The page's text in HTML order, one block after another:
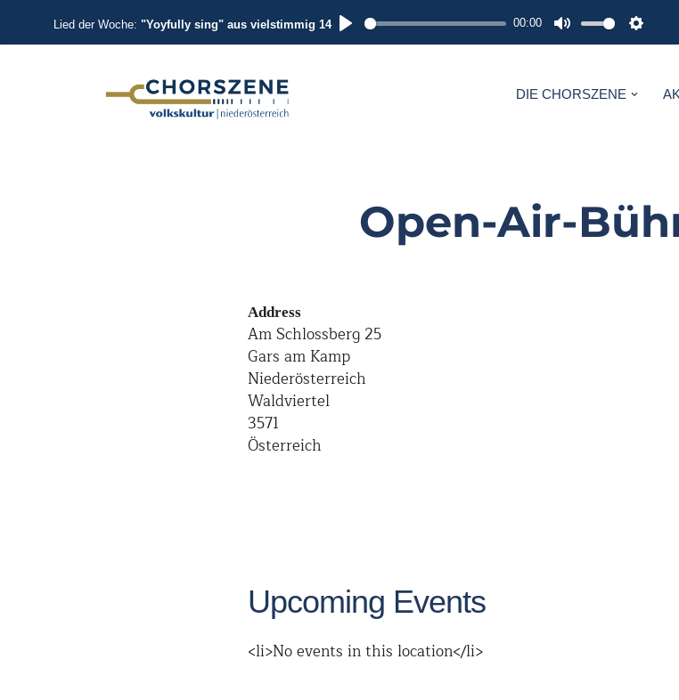
Lied der Woche: "Yoyfully sing" aus vielstimmig 14
P
00:00
M
T
S
T
S
DIE CHORSZENE
Open-Air-
Address
Am Schlossberg 25
Gars am Kamp
Niederösterreich
Waldviertel
3571
Österreich
Upcoming Events
<li>No events in this location</li>